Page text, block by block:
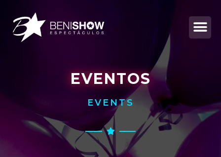
EVENTOS
EVENTS